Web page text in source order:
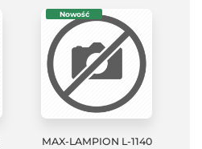
Nowość
MAX-LAMPION L-1140